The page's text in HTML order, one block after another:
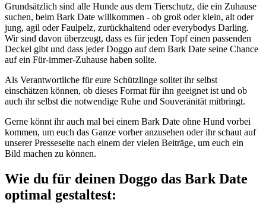
Grundsätzlich sind alle Hunde aus dem Tierschutz, die ein Zuhause
suchen, beim Bark Date willkommen - ob groß oder klein, alt oder
jung, agil oder Faulpelz, zurückhaltend oder everybodys Darling.
Wir sind davon überzeugt, dass es für jeden Topf einen passenden
Deckel gibt und dass jeder Doggo auf dem Bark Date seine Chance
auf ein Für-immer-Zuhause haben sollte.
Als Verantwortliche für eure Schützlinge solltet ihr selbst
einschätzen können, ob dieses Format für ihn geeignet ist und ob
auch ihr selbst die notwendige Ruhe und Souveränität mitbringt.
Gerne könnt ihr auch mal bei einem Bark Date ohne Hund vorbei
kommen, um euch das Ganze vorher anzusehen oder ihr schaut auf
unserer Presseseite nach einem der vielen Beiträge, um euch ein
Bild machen zu können.
Wie du für deinen Doggo das Bark Date
optimal gestaltest: